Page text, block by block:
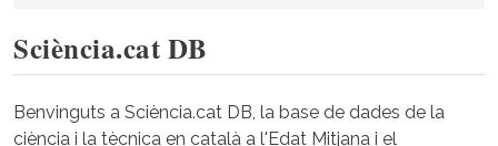
Sciència.cat DB
Benvinguts a Sciència.cat DB, la base de dades de la
ciència i la tècnica en català a l'Edat Mitjana i el